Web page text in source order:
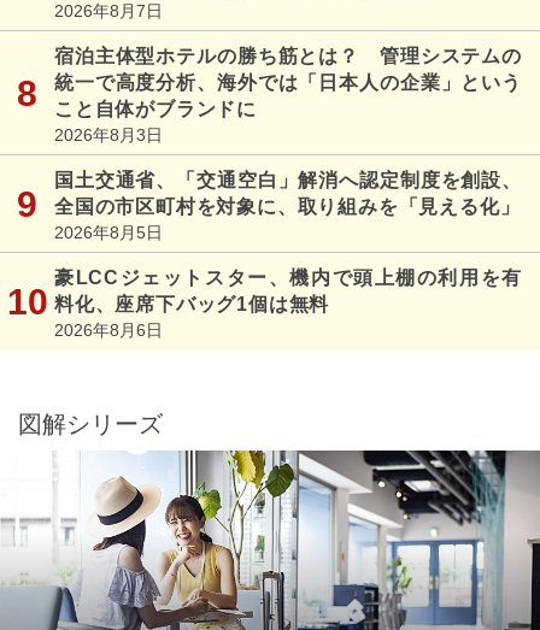
2026年8月7日
宿泊主体型ホテルの勝ち筋とは？ 管理システムの
統一で高度分析、海外では「日本人の企業」という
こと自体がブランドに
2026年8月3日
国土交通省、「交通空白」解消へ認定制度を創設、
全国の市区町村を対象に、取り組みを「見える化」
2026年8月5日
豪LCCジェットスター、機内で頭上棚の利用を有
料化、座席下バッグ1個は無料
2026年8月6日
図解シリーズ